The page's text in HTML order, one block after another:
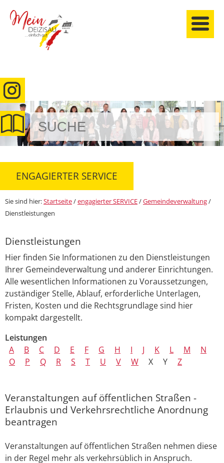
anmelden
ENGAGIERTER SERVICE
Sie sind hier:Startseite/engagierter SERVICE/Gemeindeverwaltung/
Dienstleistungen
Dienstleistungen
Hier finden Sie Informationen zu den Dienstleistungen
Ihrer Gemeindeverwaltung und anderer Einrichtungen.
Alle wesentlichen Informationen zu Voraussetzungen,
zuständiger Stelle, Ablauf, erforderliche Unterlagen,
Fristen, Kosten und die Rechtsgrundlage sind hier
kompakt dargestellt.
Leistungen
A
B C D E F G H I J K L M
N
O
P Q R S T U V W X Y Z
Veranstaltungen auf öffentlichen Straßen -
Erlaubnis und Verkehrsrechtliche Anordnung
beantragen
Veranstaltungen auf öffentlichen Straßen nehmen diese
in der Regel mehr als verkehrsüblich in Anspruch.